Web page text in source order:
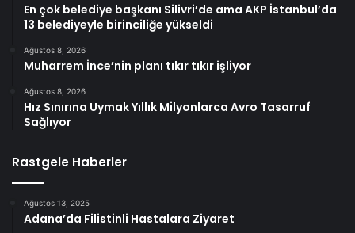
En çok belediye başkanı Silivri’de ama AKP İstanbul’da
13 belediyeyle birinciliğe yükseldi
Ağustos 8, 2026
Muharrem İnce’nin planı tıkır tıkır işliyor
Ağustos 8, 2026
Hız Sınırına Uymak Yıllık Milyonlarca Avro Tasarruf
Sağlıyor
Rastgele Haberler
Ağustos 13, 2025
Adana’da Filistinli Hastalara Ziyaret